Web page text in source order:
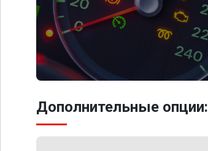
Дополнительные опции: